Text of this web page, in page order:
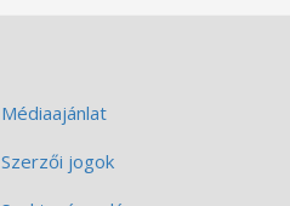
Médiaajánlat
Szerzői jogok